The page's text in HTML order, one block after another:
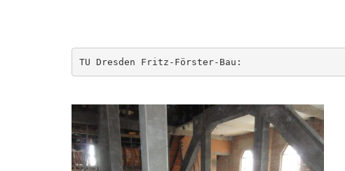
TU Dresden Fritz-Förster-Bau: